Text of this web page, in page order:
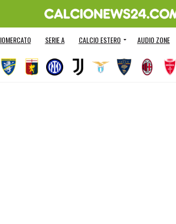
SERIE A CALCIO ESTERO AUDIO ZONE